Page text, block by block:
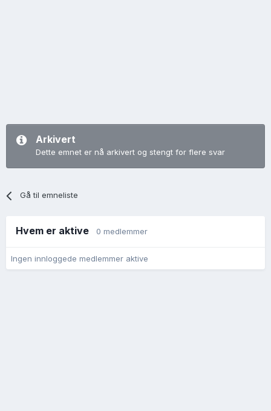
Arkivert
Dette emnet er nå arkivert og stengt for flere svar
Gå til emneliste
Hvem er aktive 0 medlemmer
Ingen innloggede medlemmer aktive